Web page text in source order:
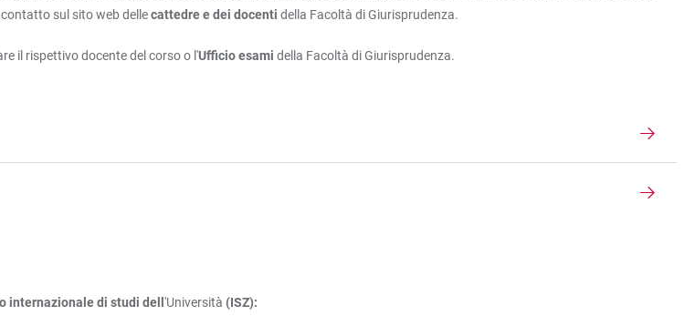
sul sito web dellecattedre e dei docenti della Facoltà di Giurisprudenza.
il rispettivo docente del corso o l'Ufficio esami della Facoltà di Giurisprudenza.
internazionale di studi dell 'Università (ISZ):